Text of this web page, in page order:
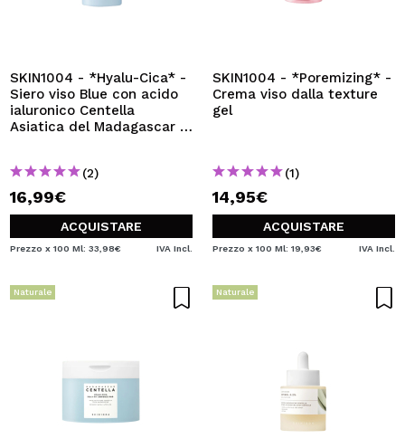
SKIN1004 - *Hyalu-Cica* -
Siero viso Blue con acido
ialuronico Centella
Asiatica del Madagascar -
(2)
16,99€
ACQUISTARE
Prezzo x 100 Ml: 33,98€ IVA Incl.
SKIN1004 - *Poremizing* -
Crema viso dalla texture
gel
(1)
14,95€
ACQUISTARE
Prezzo x 100 Ml: 19,93€ IVA Incl.
Naturale Naturale